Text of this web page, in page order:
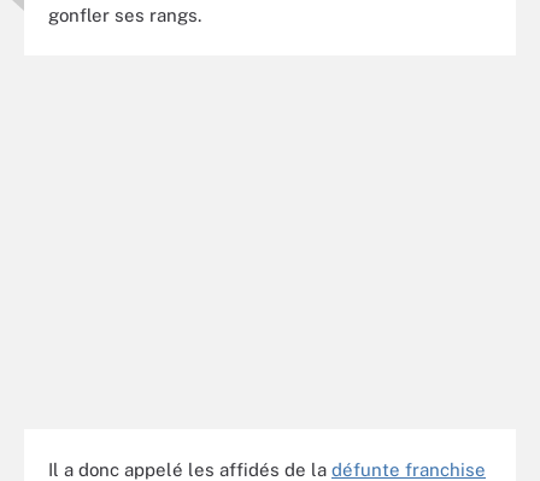
gonfler ses rangs.
Il a donc appelé les affidés de la défunte franchise